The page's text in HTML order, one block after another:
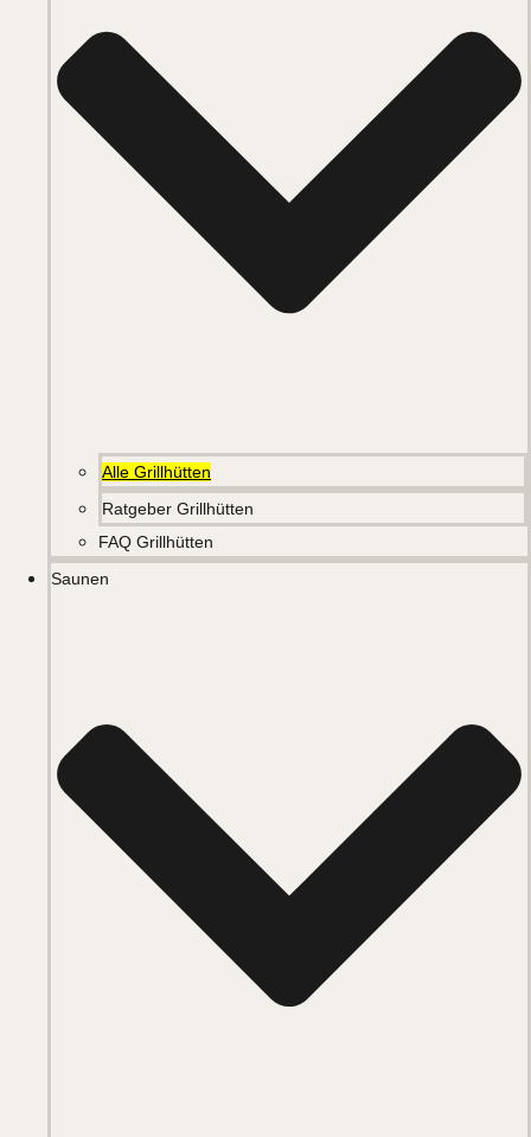
Alle Grillhütten
Ratgeber Grillhütten
FAQ Grillhütten
Saunen